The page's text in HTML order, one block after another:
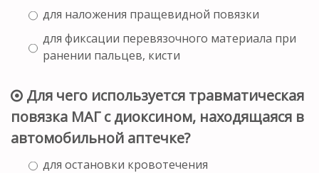
для наложения пращевидной повязки
для фиксации перевязочного материала при
ранении пальцев, кисти
Для чего используется травматическая
повязка МАГ с диоксином, находящаяся в
автомобильной аптечке?
для остановки кровотечения